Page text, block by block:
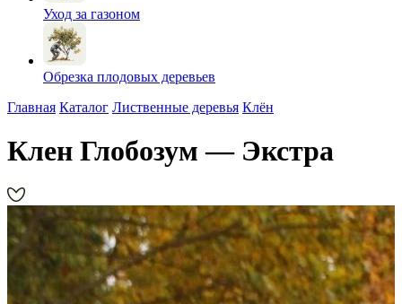
Уход за газоном
Обрезка плодовых деревьев
Главная Каталог Лиственные деревья Клён
Клен Глобозум — Экстра